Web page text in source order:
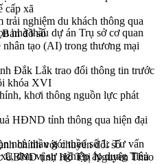
cấp xã
nghiệm du khách thông qua
đồ số
tạo (AI) trong thương mại
Đắk Lắk trao đổi thông tin trước
khóa XVI
khơi thông nguồn lực phát
HĐND tỉnh thông qua hiện đại
chính với chuyển đổi số
UBND tỉnh Hồ Thị Nguyên Thảo
nhà thầu dự án Trụ sở cơ quan
nhà thầu gói thầu số 1: Tư vấn
đơn vị sự nghiệp áp dụng Tiêu